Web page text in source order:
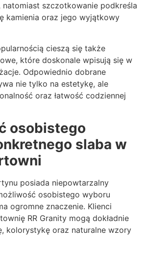
szczotkowanie podkreśla
kamienia oraz jego wyjątkowy
cieszą się także
które doskonale wpisują się w
Odpowiednio dobrane
nie tylko na estetykę, ale
oraz łatwość codziennej
osobistego
slaba w
posiada niepowtarzalny
osobistego wyboru
ogromne znaczenie. Klienci
RR Granity mogą dokładnie
kolorystykę oraz naturalne wzory